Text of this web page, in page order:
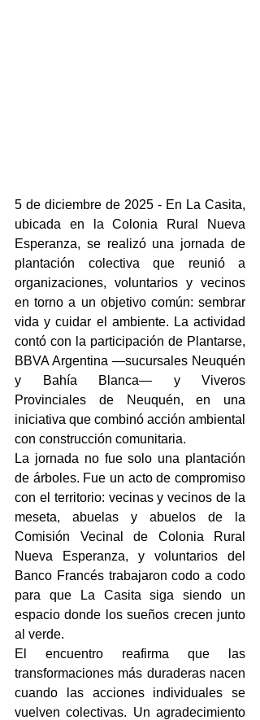
5 de diciembre de 2025 - En La Casita,
ubicada en la Colonia Rural Nueva
Esperanza, se realizó una jornada de
plantación colectiva que reunió a
organizaciones, voluntarios y vecinos
en torno a un objetivo común: sembrar
vida y cuidar el ambiente. La actividad
contó con la participación de Plantarse,
BBVA Argentina —sucursales Neuquén
y Bahía Blanca— y Viveros
Provinciales de Neuquén, en una
iniciativa que combinó acción ambiental
con construcción comunitaria.
La jornada no fue solo una plantación
de árboles. Fue un acto de compromiso
con el territorio: vecinas y vecinos de la
meseta, abuelas y abuelos de la
Comisión Vecinal de Colonia Rural
Nueva Esperanza, y voluntarios del
Banco Francés trabajaron codo a codo
para que La Casita siga siendo un
espacio donde los sueños crecen junto
al verde.
El encuentro reafirma que las
transformaciones más duraderas nacen
cuando las acciones individuales se
vuelven colectivas. Un agradecimiento